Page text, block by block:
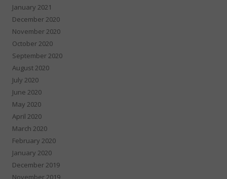
January 2021
December 2020
November 2020
October 2020
September 2020
August 2020
July 2020
June 2020
May 2020
April 2020
March 2020
February 2020
January 2020
December 2019
November 2019